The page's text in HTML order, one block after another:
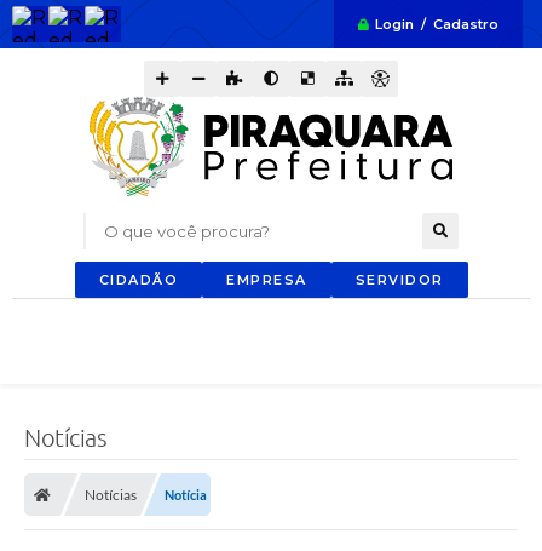
Login / Cadastro
O que você procura?
CIDADÃO EMPRESA SERVIDOR
Notícias
Notícias Notícia